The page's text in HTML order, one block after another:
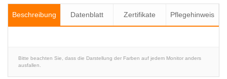
Beschreibung Datenblatt Zertifikate Pflegehinweis
Bitte beachten Sie, dass die Darstellung der Farben auf jedem Monitor anders
ausfallen.